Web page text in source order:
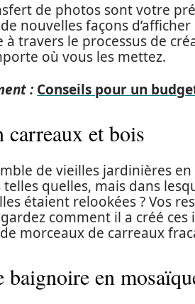
de photos sont votre
nouvelles façons
travers le processus de
où vous les mettez.
: Conseils pour un
carreaux et bois
de vieilles jardinières
quelles, mais dans
étaient relookées ? Vos
comment il a créé
morceaux de carreaux
baignoire en